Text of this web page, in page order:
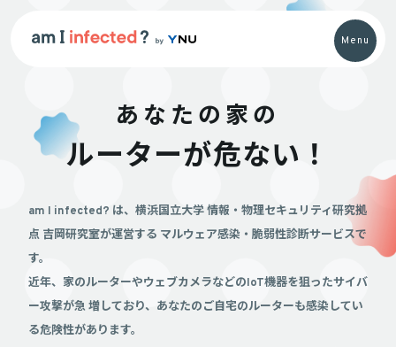
Menu
あなたの家の
ルーターが危ない！
am I infected? は、横浜国立大学 情報・物理セキュリティ研究拠
点 吉岡研究室が運営する マルウェア感染・脆弱性診断サービスで
す。
近年、家のルーターやウェブカメラなどのIoT機器を狙ったサイバ
ー攻撃が急 増しており、あなたのご自宅のルーターも感染してい
る危険性があります。